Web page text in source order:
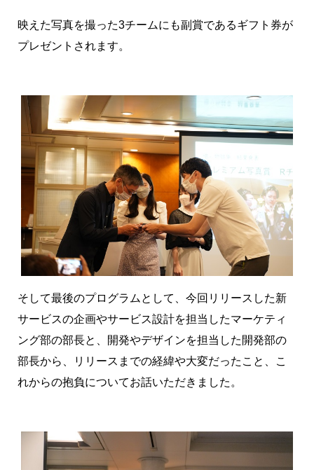
映えた写真を撮った3チームにも副賞であるギフト券が
プレゼントされます。
そして最後のプログラムとして、今回リリースした新
サービスの企画やサービス設計を担当したマーケティ
ング部の部長と、開発やデザインを担当した開発部の
部長から、リリースまでの経緯や大変だったこと、こ
れからの抱負についてお話いただきました。